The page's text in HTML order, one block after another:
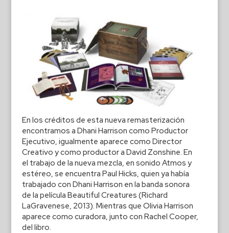
En los créditos de esta nueva remasterización
encontramos a Dhani Harrison como Productor
Ejecutivo, igualmente aparece como Director
Creativo y como productor a David Zonshine. En
el trabajo de la nueva mezcla, en sonido Atmos y
estéreo, se encuentra Paul Hicks, quien ya había
trabajado con Dhani Harrison en la banda sonora
de la película Beautiful Creatures (Richard
LaGravenese, 2013). Mientras que Olivia Harrison
aparece como curadora, junto con Rachel Cooper,
del libro.